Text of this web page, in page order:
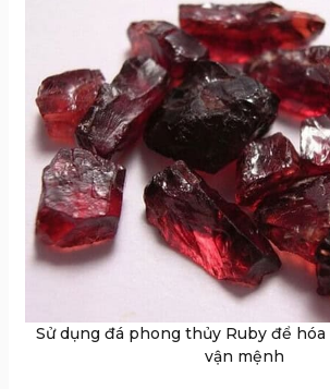
Sử dụng đá phong thủy Ruby để
vận mệnh